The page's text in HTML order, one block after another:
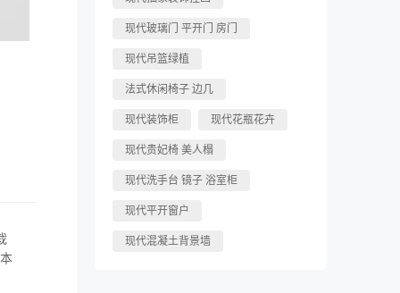
现代玻璃门 平开门 房门
现代吊篮绿植
法式休闲椅子 边几
现代装饰柜 现代花瓶花卉
现代贵妃椅 美人榻
现代洗手台 镜子 浴室柜
现代平开窗户
现代混凝土背景墙